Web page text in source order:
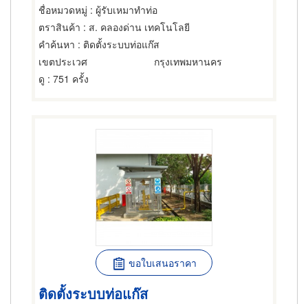
ชื่อหมวดหมู่ : ผู้รับเหมาทำท่อ
ตราสินค้า : ส. คลองด่าน เทคโนโลยี
คำค้นหา : ติดตั้งระบบท่อแก๊ส
เขตประเวศ
กรุงเทพมหานคร
ดู : 751 ครั้ง
ขอใบเสนอราคา
ติดตั้งระบบท่อแก๊ส